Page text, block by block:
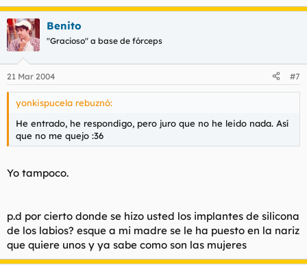
Benito
"Gracioso" a base de fórceps
21 Mar 2004 #7
yonkispucela rebuznó:
He entrado, he respondigo, pero juro que no he leido nada. Así
que no me quejo :36
Yo tampoco.
p.d por cierto donde se hizo usted los implantes de silicona
de los labios? esque a mi madre se le ha puesto en la nariz
que quiere unos y ya sabe como son las mujeres